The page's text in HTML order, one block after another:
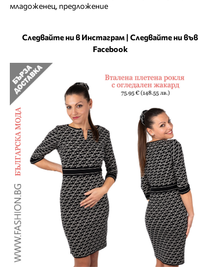
младоженец предложение
Следвайте ни в Инстаграм | Следвайте ни във
Facebook